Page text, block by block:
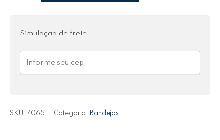
Simulação de frete
SKU: 7065 Categoria: Bandejas